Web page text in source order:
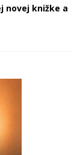
novej knižke a